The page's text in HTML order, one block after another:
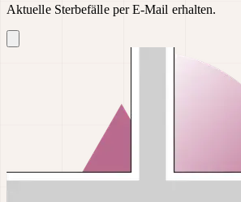
Aktuelle Sterbefälle per E-Mail erhalten.